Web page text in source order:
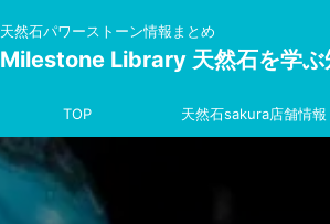
天然石パワーストーン情報まとめ
Milestone Library 天然石を学ぶ
TOP 天然石sakura店舗情報